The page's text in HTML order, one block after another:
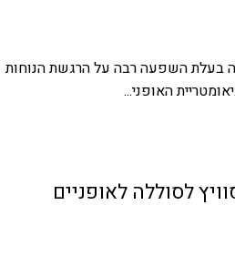
בעלת השפעה רבה על הרגשת הנוחות
האופני...
לסוללה לאופניים